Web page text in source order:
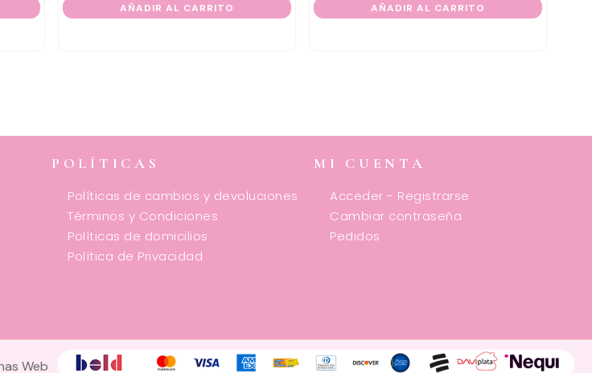
AÑADIR AL CARRITO AÑADIR AL CARRITO
POLÍTICAS
Políticas de cambios y devoluciones
Términos y Condiciones
Políticas de domicilios
Política de Privacidad
MI CUENTA
Acceder - Registrarse
Cambiar contraseña
Pedidos
Web